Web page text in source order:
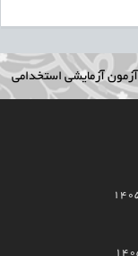
آزمون آزمایشی استخدامی